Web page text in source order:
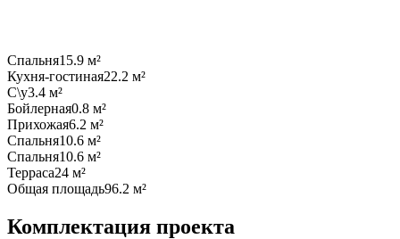
Спальня15.9 м²
Кухня-гостиная22.2 м²
С\у3.4 м²
Бойлерная0.8 м²
Прихожая6.2 м²
Спальня10.6 м²
Спальня10.6 м²
Терраса24 м²
Общая площадь96.2 м²
Комплектация проекта